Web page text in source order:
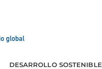
DESARROLLO SOSTENIBLE